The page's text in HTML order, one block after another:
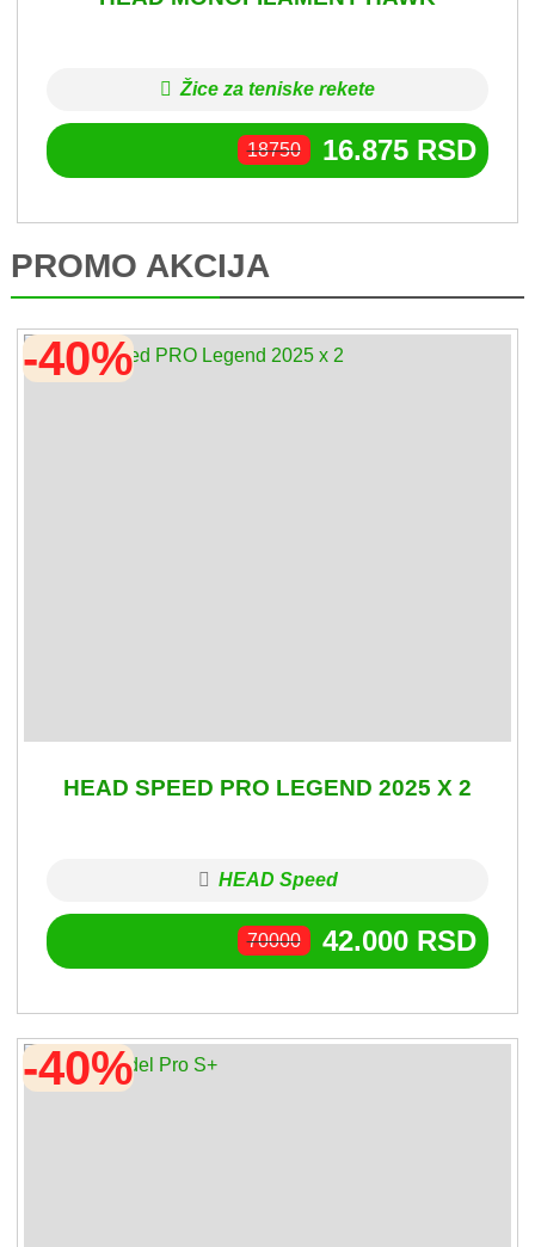
Žice za teniske rekete
18750 16.875 RSD
PROMO AKCIJA
HEAD SPEED PRO LEGEND 2025 X 2
HEAD Speed
70000 42.000 RSD
-40%
-40%